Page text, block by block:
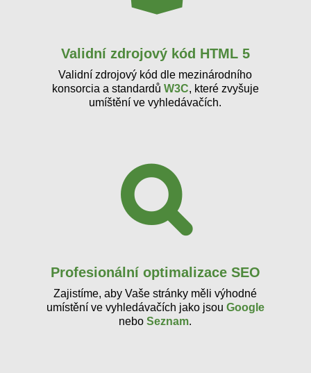
Validní zdrojový kód HTML 5
Validní zdrojový kód dle mezinárodního
konsorcia a standardů W3C, které zvyšuje
umíštění ve vyhledávačích.
Profesionální optimalizace SEO
Zajistíme, aby Vaše stránky měli výhodné
umístění ve vyhledávačích jako jsou Google
neboSeznam.